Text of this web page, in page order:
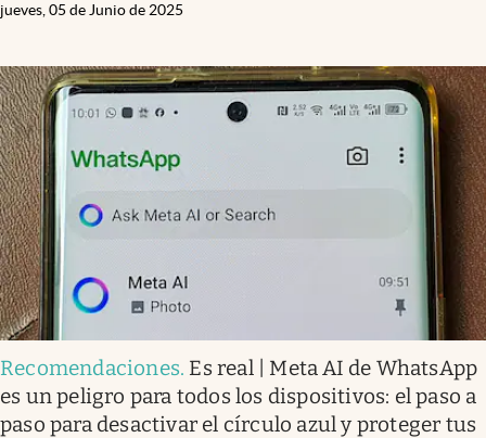
jueves, 05 de Junio de 2025
Recomendaciones. Es real | Meta AI de WhatsApp
es un peligro para todos los dispositivos: el paso a
paso para desactivar el círculo azul y proteger tus